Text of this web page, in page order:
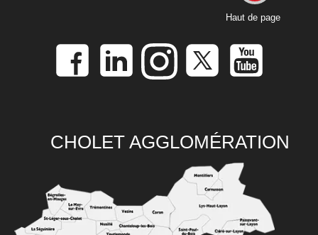
Haut de page
CHOLET AGGLOMÉRATION